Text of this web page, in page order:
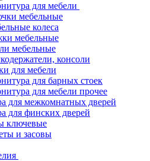
для мебели
мебельные
колеса
мебельные
мебельные
консоли
для мебели
для барных стоек
для мебели прочее
для межкомнатных дверей
для финских дверей
ключевые
и засовы